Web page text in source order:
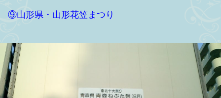
⑨山形県・山形花笠まつり